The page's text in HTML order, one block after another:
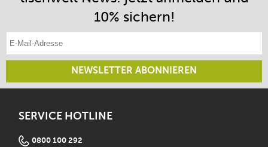
10% sichern!
E-Mail-Adresse eintragen
NEWSLETTER ABONNIEREN
SERVICE HOTLINE
0800 100 292